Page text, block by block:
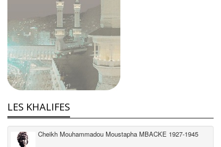
LES KHALIFES
Cheikh Mouhammadou Moustapha MBACKE 1927-1945